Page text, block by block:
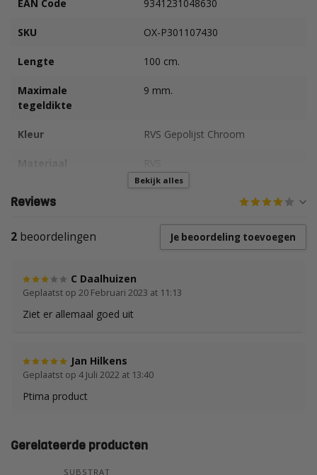
EAN Code 9341231048630
SKU OX-P301107430
Lengte 100 cm.
Maximale
tegeldikte
9 mm.
Kleur RVS Gepolijst Chroom
"L" Vorm recht (2% afschot)
Links
Bekijk alles
Reviews
2 beoordelingen Je beoordeling toevoegen
C Daalhuizen
Geplaatst op 20 Februari 2023 at 11:13
Ziet er allemaal goed uit
Jan Hilkens
Geplaatst op 4 Juli 2022 at 13:40
Ptima product
Gerelateerde producten
SUBSTRAT